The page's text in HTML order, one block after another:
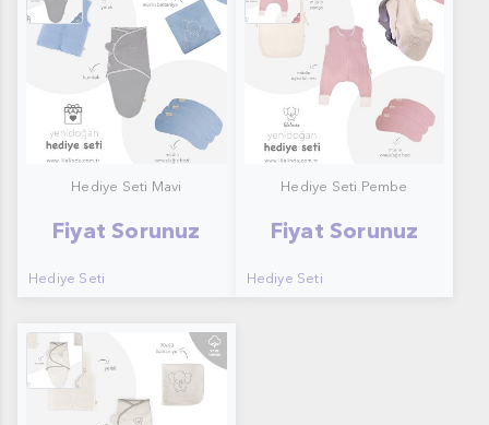
Hediye Seti Mavi
Fiyat Sorunuz
Hediye Seti
Hediye Seti Pembe
Fiyat Sorunuz
Hediye Seti
Hediye Seti 51